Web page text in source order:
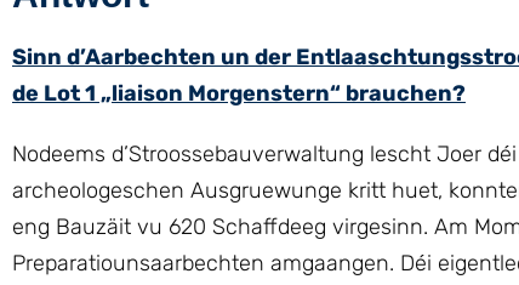
Sinn d’Aarbechten un der
de Lot 1 „liaison Morgenstern“ brauchen?
Nodeems d’Stroossebauverwaltung lescht Joer
archeologeschen Ausgruewunge kritt huet,
eng Bauzäit vu 620 Schaffdeeg virgesinn. Am
Preparatiounsaarbechten amgaangen. Déi